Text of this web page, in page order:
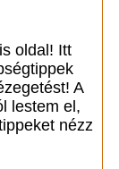
oldal! Itt
A
lestem el,
nézz